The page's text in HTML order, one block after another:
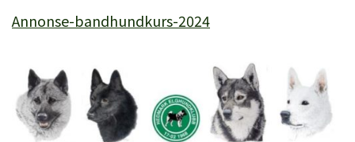
Annonse-bandhundkurs-2024